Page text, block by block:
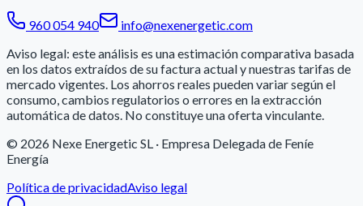
960 054 940
info@nexenergetic.com
Aviso legal: este análisis es una estimación comparativa basada
en los datos extraídos de su factura actual y nuestras tarifas de
mercado vigentes. Los ahorros reales pueden variar según el
consumo, cambios regulatorios o errores en la extracción
automática de datos. No constituye una oferta vinculante.
© 2026 Nexe Energetic SL · Empresa Delegada de Feníe
Energía
Política de privacidadAviso legal